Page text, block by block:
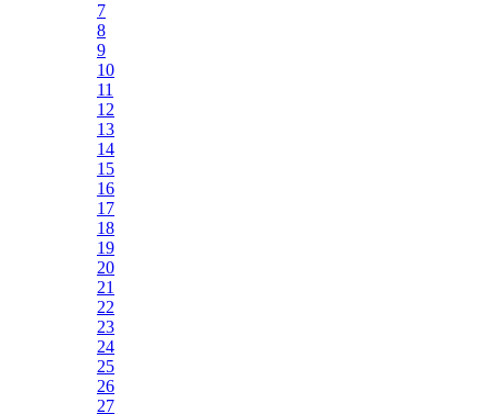
7
8
9
10
11
12
13
14
15
16
17
18
19
20
21
22
23
24
25
26
27